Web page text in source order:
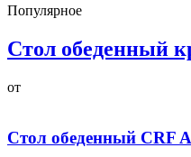
Популярное
Стол обеденный
от
Стол обеденный CRF